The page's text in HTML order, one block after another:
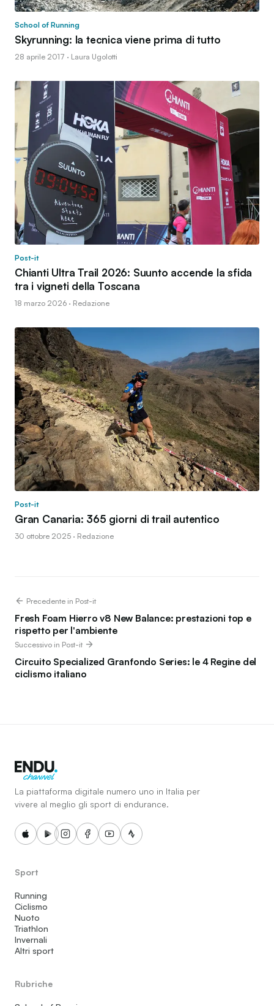
School of Running
Skyrunning: la tecnica viene prima di tutto
28 aprile 2017 · Laura Ugolotti
Post-it
Chianti Ultra Trail 2026: Suunto accende la sfida
tra i vigneti della Toscana
18 marzo 2026 · Redazione
Post-it
Gran Canaria: 365 giorni di trail autentico
30 ottobre 2025 · Redazione
Precedente in Post-it
Fresh Foam Hierro v8 New Balance: prestazioni top e
rispetto per l'ambiente
Successivo in Post-it
Circuito Specialized Granfondo Series: le 4 Regine del
ciclismo italiano
La piattaforma digitale numero uno in Italia per
vivere al meglio gli sport di endurance.
Sport
Running
Ciclismo
Nuoto
Triathlon
Invernali
Altri sport
Rubriche